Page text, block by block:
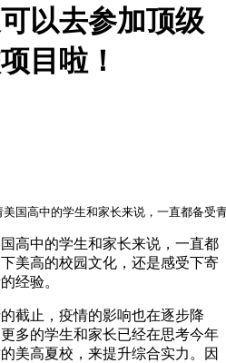
以去参加顶级
目啦！
美国高中的学生和家长来说，一直都备
高中的学生和家长来说，一直都
美高的校园文化，还是感受下寄
经验。
截止，疫情的影响也在逐步降
多的学生和家长已经在思考今年
美高夏校，来提升综合实力。因